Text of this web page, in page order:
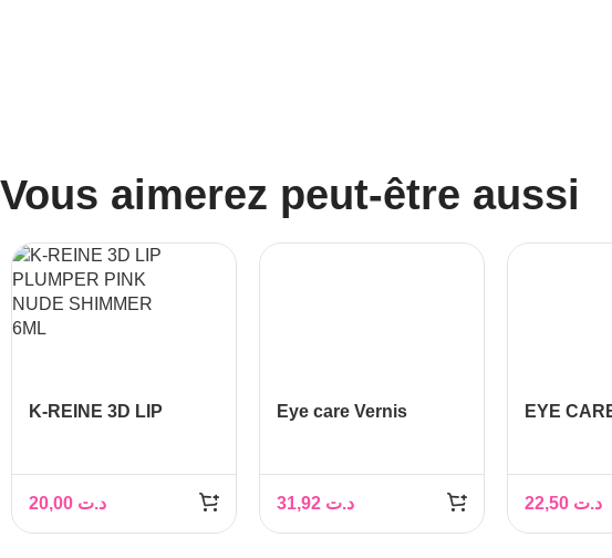
Vous aimerez peut-être aussi
K-REINE 3D LIP
د.ت
Eye care Vernis
د.ت
EYE
د.ت